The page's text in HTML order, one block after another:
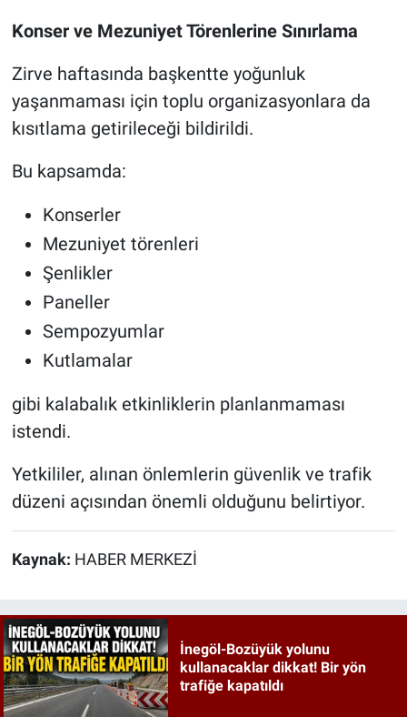
Konser ve Mezuniyet Törenlerine Sınırlama
Zirve haftasında başkentte yoğunluk
yaşanmaması için toplu organizasyonlara da
kısıtlama getirileceği bildirildi.
Bu kapsamda:
Konserler
Mezuniyet törenleri
Şenlikler
Paneller
Sempozyumlar
Kutlamalar
gibi kalabalık etkinliklerin planlanmaması
istendi.
Yetkililer, alınan önlemlerin güvenlik ve trafik
düzeni açısından önemli olduğunu belirtiyor.
Kaynak: HABER MERKEZİ
İnegöl-Bozüyük yolunu
kullanacaklar dikkat! Bir yön
trafiğe kapatıldı